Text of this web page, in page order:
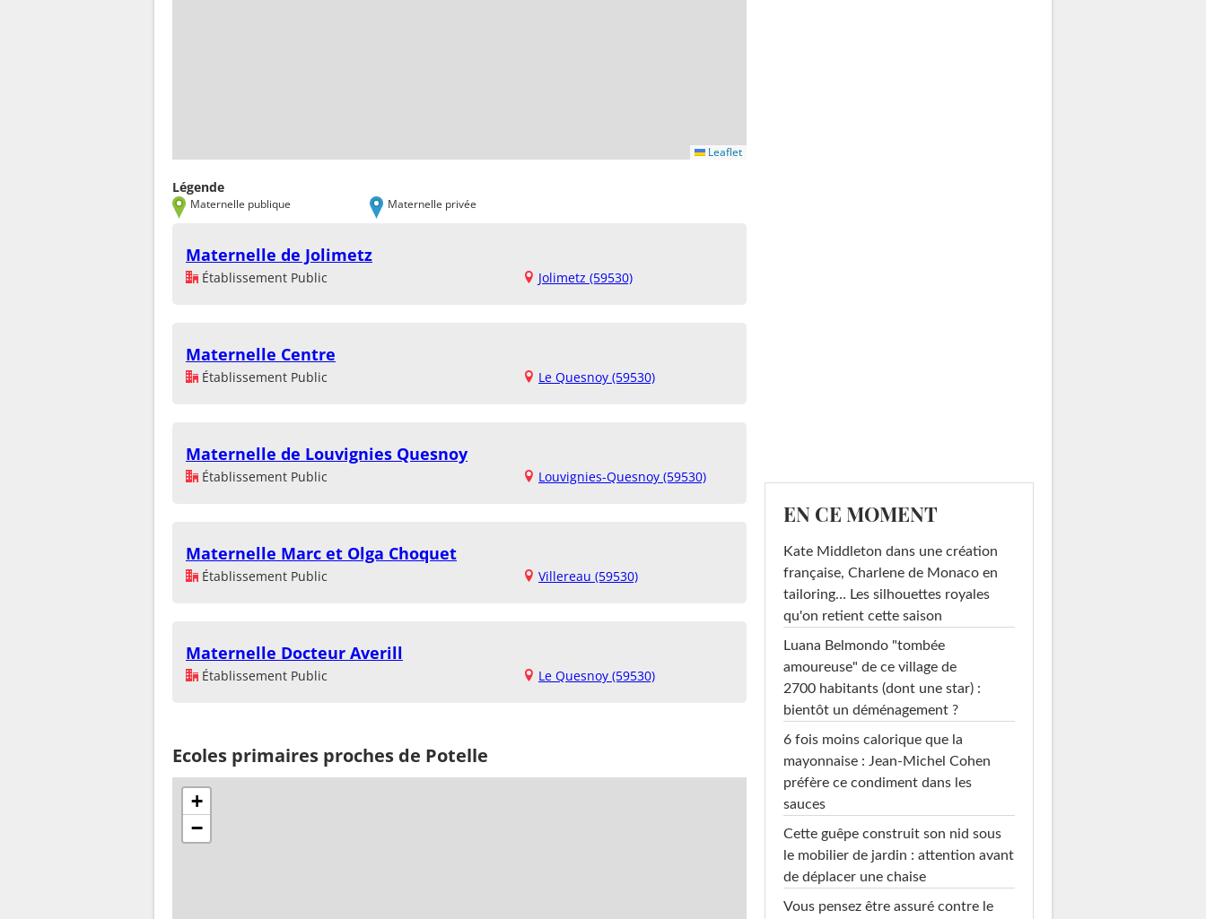
Leaflet
Légende
Maternelle publique Maternelle privée
Maternelle de Jolimetz
Établissement Public Jolimetz (59530)
Maternelle Centre
Établissement Public Le Quesnoy (59530)
Maternelle de Louvignies Quesnoy
Établissement Public Louvignies-Quesnoy (59530)
Maternelle Marc et Olga Choquet
Établissement Public Villereau (59530)
Maternelle Docteur Averill
Établissement Public Le Quesnoy (59530)
Ecoles primaires proches de Potelle
+
−
EN CE MOMENT
Kate Middleton dans une création
française, Charlene de Monaco en
tailoring… Les silhouettes royales
qu'on retient cette saison
Luana Belmondo "tombée
amoureuse" de ce village de
2700 habitants (dont une star) :
bientôt un déménagement ?
6 fois moins calorique que la
mayonnaise : Jean-Michel Cohen
préfère ce condiment dans les
sauces
Cette guêpe construit son nid sous
le mobilier de jardin : attention avant
de déplacer une chaise
Vous pensez être assuré contre le